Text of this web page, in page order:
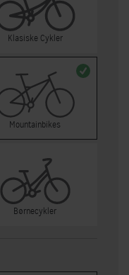
Klasiske Cykler
Mountainbikes
Børnecykler